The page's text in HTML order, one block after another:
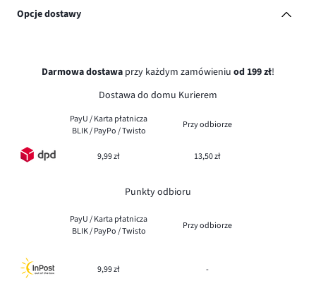
Opcje dostawy
Darmowa dostawa przy każdym zamówieniu od 199 zł!
Dostawa do domu Kurierem
PayU / Karta płatnicza
BLIK / PayPo / Twisto
Przy odbiorze
9,99 zł 13,50 zł
Punkty odbioru
PayU / Karta płatnicza
BLIK / PayPo / Twisto
Przy odbiorze
9,99 zł -